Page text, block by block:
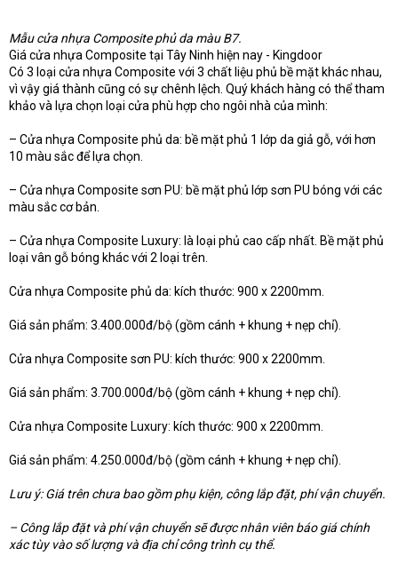
Mẫu cửa nhựa Composite phủ da màu B7.
Giá cửa nhựa Composite tại Tây Ninh hiện nay - Kingdoor
Có 3 loại cửa nhựa Composite với 3 chất liệu phủ bề mặt khác nhau,
vì vậy giá thành cũng có sự chênh lệch. Quý khách hàng có thể tham
khảo và lựa chọn loại cửa phù hợp cho ngôi nhà của mình:
– Cửa nhựa Composite phủ da: bề mặt phủ 1 lớp da giả gỗ, với hơn
10 màu sắc để lựa chọn.
– Cửa nhựa Composite sơn PU: bề mặt phủ lớp sơn PU bóng với các
màu sắc cơ bản.
– Cửa nhựa Composite Luxury: là loại phủ cao cấp nhất. Bề mặt phủ
loại vân gỗ bóng khác với 2 loại trên.
Cửa nhựa Composite phủ da: kích thước: 900 x 2200mm.
Giá sản phẩm: 3.400.000đ/bộ (gồm cánh + khung + nẹp chỉ).
Cửa nhựa Composite sơn PU: kích thước: 900 x 2200mm.
Giá sản phẩm: 3.700.000đ/bộ (gồm cánh + khung + nẹp chỉ).
Cửa nhựa Composite Luxury: kích thước: 900 x 2200mm.
Giá sản phẩm: 4.250.000đ/bộ (gồm cánh + khung + nẹp chỉ).
Lưu ý: Giá trên chưa bao gồm phụ kiện, công lắp đặt, phí vận chuyển.
– Công lắp đặt và phí vận chuyển sẽ được nhân viên báo giá chính
xác tùy vào số lượng và địa chỉ công trình cụ thể.